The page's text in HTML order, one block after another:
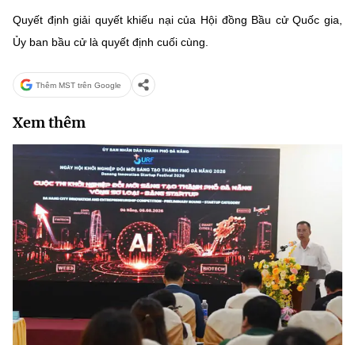
Quyết định giải quyết khiếu nại của Hội đồng Bầu cử Quốc gia,
Ủy ban bầu cử là quyết định cuối cùng.
Thêm MST trên Google
Xem thêm